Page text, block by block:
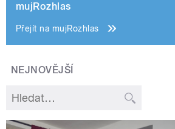
mujRozhlas
Přejít na mujRozhlas
NEJNOVĚJŠÍ